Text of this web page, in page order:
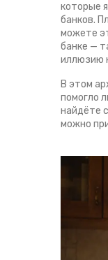
которые
банков.
можете
банке —
иллюзию
В этом
помогло
найдёте
можно